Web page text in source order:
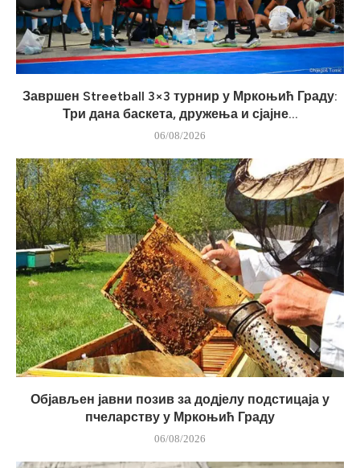
Завршен Streetball 3×3 турнир у Мркоњић Граду:
Три дана баскета, дружења и сјајне...
06/08/2026
Објављен јавни позив за додјелу подстицаја у
пчеларству у Мркоњић Граду
06/08/2026